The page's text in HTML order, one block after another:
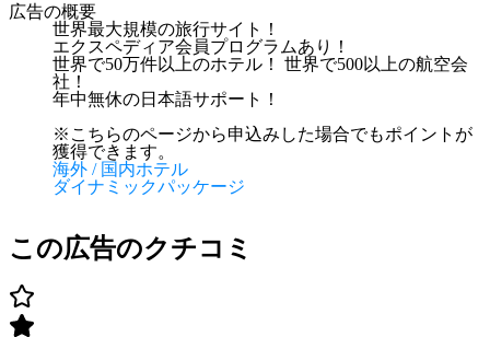
広告の概要
世界最大規模の旅行サイト！
エクスペディア会員プログラムあり！
世界で50万件以上のホテル！ 世界で500以上の航空会
社！
年中無休の日本語サポート！
※こちらのページから申込みした場合でもポイントが
獲得できます。
海外 / 国内ホテル
ダイナミックパッケージ
この広告のクチコミ